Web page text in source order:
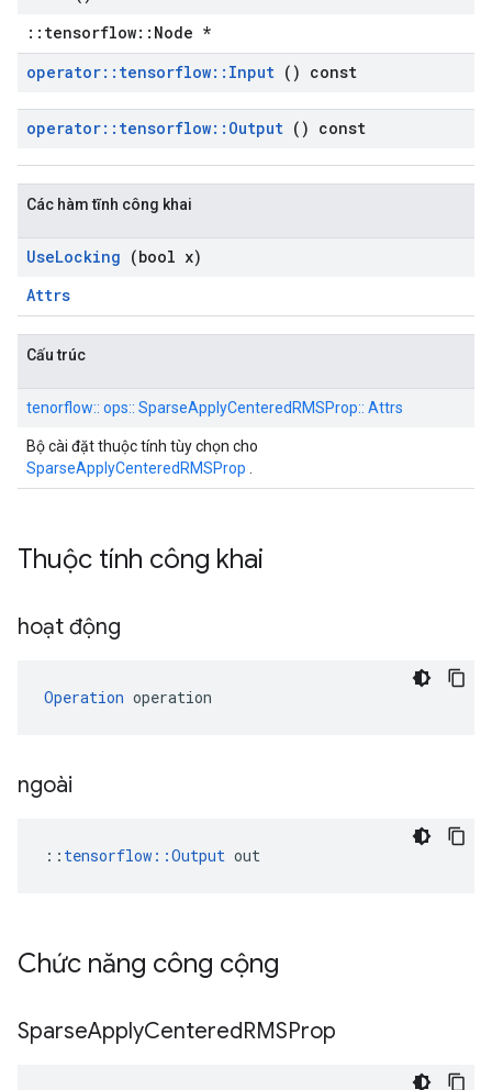
::tensorflow::Node *
operator:: tensorflow:: Input () const
operator:: tensorflow:: Output () const
Các hàm tĩnh công khai
UseLocking (bool x)
Attrs
Cấu trúc
tenorflow:: ops:: SparseApplyCenteredRMSProp:: Attrs
Bộ cài đặt thuộc tính tùy chọn cho
SparseApplyCenteredRMSProp
Thuộc tính công khai
hoạt động
Operation operation
ngoài
:: tensorflow::Output out
Chức năng công cộng
SparseApplyCenteredRMSProp